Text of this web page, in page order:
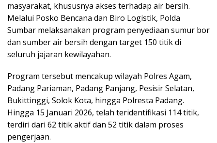
masyarakat, khususnya akses terhadap air bersih.
Melalui Posko Bencana dan Biro Logistik, Polda
Sumbar melaksanakan program penyediaan sumur bor
dan sumber air bersih dengan target 150 titik di
seluruh jajaran kewilayahan.
Program tersebut mencakup wilayah Polres Agam,
Padang Pariaman, Padang Panjang, Pesisir Selatan,
Bukittinggi, Solok Kota, hingga Polresta Padang.
Hingga 15 Januari 2026, telah teridentifikasi 114 titik,
terdiri dari 62 titik aktif dan 52 titik dalam proses
pengerjaan.